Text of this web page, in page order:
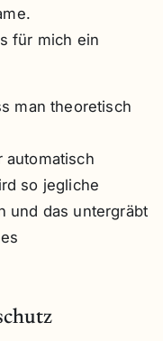
für mich ein
man theoretisch
automatisch
so jegliche
und das untergräbt